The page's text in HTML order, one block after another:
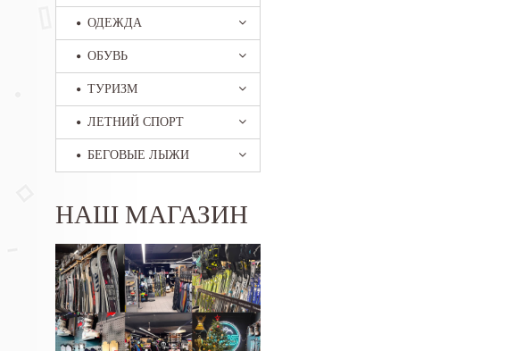
ОДЕЖДА
ОБУВЬ
ТУРИЗМ
ЛЕТНИЙ СПОРТ
БЕГОВЫЕ ЛЫЖИ
НАШ МАГАЗИН